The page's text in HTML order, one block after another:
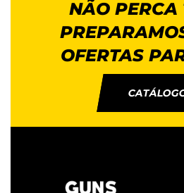
NÃO PERCA
OFERTAS